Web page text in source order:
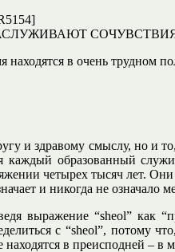
в очень трудном
и здравому смыслу, но и
образованный
четырех тысяч лет.
и никогда не означало
выражение “sheol” как
с “sheol”, потому
в преисподней – в